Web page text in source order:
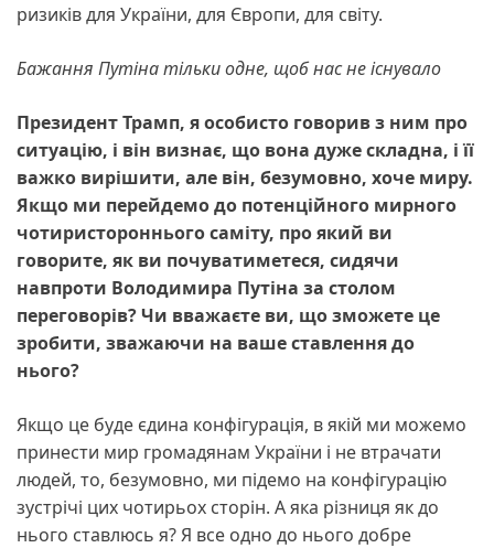
ризиків для України, для Європи, для світу.
Бажання Путіна тільки одне, щоб нас не існувало
Президент Трамп, я особисто говорив з ним про
ситуацію, і він визнає, що вона дуже складна, і її
важко вирішити, але він, безумовно, хоче миру.
Якщо ми перейдемо до потенційного мирного
чотиристороннього саміту, про який ви
говорите, як ви почуватиметеся, сидячи
навпроти Володимира Путіна за столом
переговорів? Чи вважаєте ви, що зможете це
зробити, зважаючи на ваше ставлення до
нього?
Якщо це буде єдина конфігурація, в якій ми можемо
принести мир громадянам України і не втрачати
людей, то, безумовно, ми підемо на конфігурацію
зустрічі цих чотирьох сторін. А яка різниця як до
нього ставлюсь я? Я все одно до нього добре